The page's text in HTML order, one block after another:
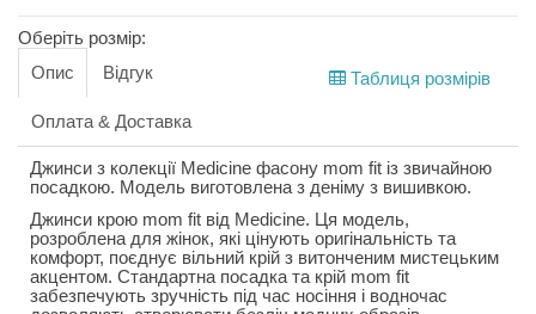
Оберіть розмір:
Таблиця розмірів
Опис Відгук
Оплата & Доставка
Джинси з колекції Medicine фасону mom fit із звичайною
посадкою. Модель виготовлена з деніму з вишивкою.
Джинси крою mom fit від Medicine. Ця модель,
розроблена для жінок, які цінують оригінальність та
комфорт, поєднує вільний крій з витонченим мистецьким
акцентом. Стандартна посадка та крій mom fit
забезпечують зручність під час носіння і водночас